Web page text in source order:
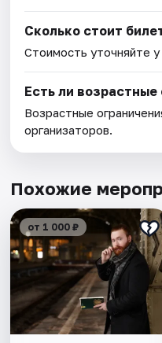
Сколько стоит
Стоимость уточняйте у
Есть ли возрастные
Возрастные
организаторов.
Похожие
от 1 000 ₽